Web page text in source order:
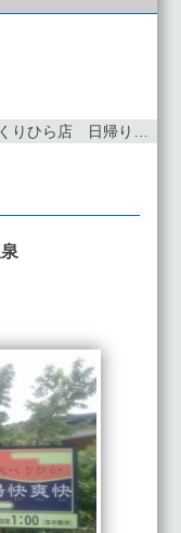
帰り温泉 神奈川県川崎市 #024